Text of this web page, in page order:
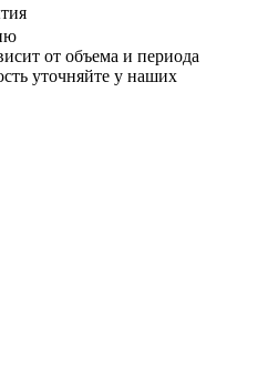
от объема и периода
уточняйте у наших